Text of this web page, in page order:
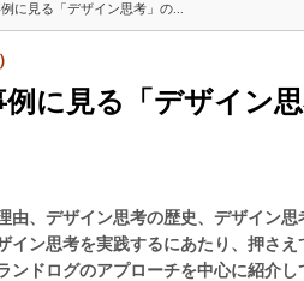
JIMTOF
IIFES
TECHNO-FRONTIER
人テク展
つながるクルマ
フィールドサービス
組み込みモデリング
Windows Embedded
FA
モビリティ
に見る「デザイン思考」の...
に見る「デザイン
由、デザイン思考の歴史、デザイン思
イン思考を実践するにあたり、押さえ
ドログのアプローチを中心に紹介し